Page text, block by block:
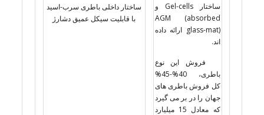
ساختار Gel-cells و
AGM (absorbed
glass-mat) ارائه داده
اند.
فروش این نوع
باطری، 40%-45%
کل فروش باطری های
جهان را در بر می گیرد
که معادل 15 میلیارد
ساختار داخلی باطری سرب-اسید
با قابلیت سیکل عمیق دشارژ